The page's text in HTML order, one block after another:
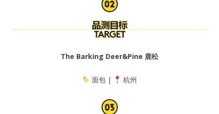
The Barking Deer&Pine 鹿松
面包 | 杭州